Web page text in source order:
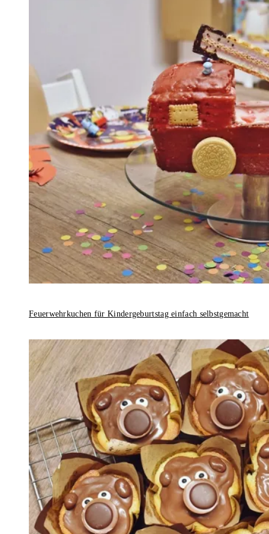
Feuerwehrkuchen für Kindergeburtstag einfach selbstgemacht